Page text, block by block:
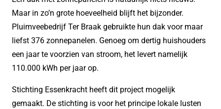
Maar in zo’n grote hoeveelheid blijft het bijzonder.
Pluimveebedrijf Ter Braak gebruikte hun dak voor maar
liefst 376 zonnepanelen. Genoeg om dertig huishouders
een jaar te voorzien van stroom, het levert namelijk
110.000 kWh per jaar op.
Stichting Essenkracht heeft dit project mogelijk
gemaakt. De stichting is voor het principe lokale lusten